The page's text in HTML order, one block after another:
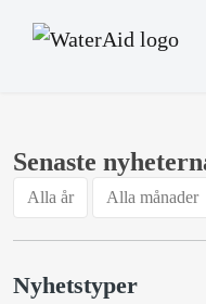
Senaste
Alla år Alla månader
Nyhetstyper